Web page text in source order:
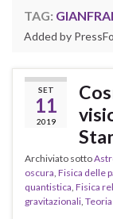
TAG:
Added by
SET
11
2019
Archiviato sotto
oscura, Fisica delle
quantistica, Fisica
gravitazionali,